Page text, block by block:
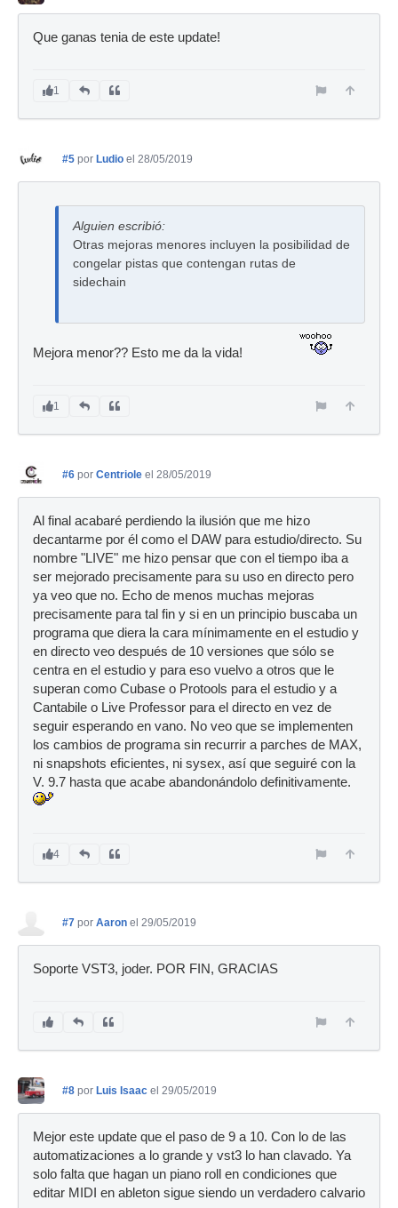
Que ganas tenia de este update!
1
#5 por Ludio el 28/05/2019
Alguien escribió:
Otras mejoras menores incluyen la posibilidad de
congelar pistas que contengan rutas de
sidechain
Mejora menor?? Esto me da la vida!
1
#6 por Centriole el 28/05/2019
Al final acabaré perdiendo la ilusión que me hizo
decantarme por él como el DAW para estudio/directo. Su
nombre "LIVE" me hizo pensar que con el tiempo iba a
ser mejorado precisamente para su uso en directo pero
ya veo que no. Echo de menos muchas mejoras
precisamente para tal fin y si en un principio buscaba un
programa que diera la cara mínimamente en el estudio y
en directo veo después de 10 versiones que sólo se
centra en el estudio y para eso vuelvo a otros que le
superan como Cubase o Protools para el estudio y a
Cantabile o Live Professor para el directo en vez de
seguir esperando en vano. No veo que se implementen
los cambios de programa sin recurrir a parches de MAX,
ni snapshots eficientes, ni sysex, así que seguiré con la
V. 9.7 hasta que acabe abandonándolo definitivamente.
4
#7 por Aaron el 29/05/2019
Soporte VST3, joder. POR FIN, GRACIAS
#8 por Luis Isaac el 29/05/2019
Mejor este update que el paso de 9 a 10. Con lo de las
automatizaciones a lo grande y vst3 lo han clavado. Ya
solo falta que hagan un piano roll en condiciones que
editar MIDI en ableton sigue siendo un verdadero calvario